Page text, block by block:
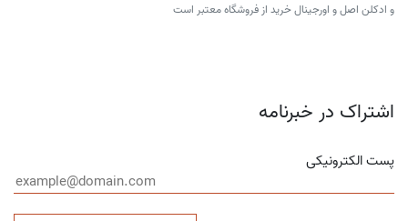
و ادکلن اصل و اورجینال خرید از فروشگاه معتبر است
اشتراک در خبرنامه
پست الکترونیکی